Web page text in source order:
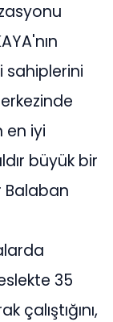
sahiplerini
en iyi
büyük bir
Balaban
35
çalıştığını,